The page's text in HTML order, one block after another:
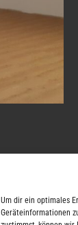
Um dir ein optimales
Geräteinformationen